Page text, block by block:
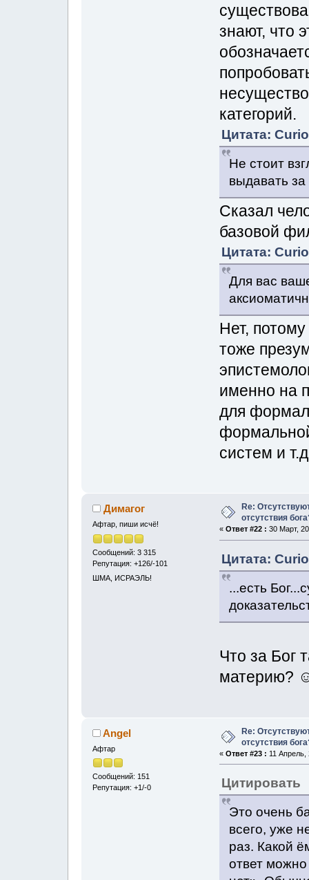
знают, что
категорий.
Цитата:
Не стоит
выдавать
Сказал
базовой
Цитата:
Для вас
Нет,
тоже
именно на
для
систем и
Димагог
Афтар, пиши исчё!
Сообщений: 3 315
Репутация: +126/-101
ШМА, ИСРАЭЛЬ!
Re:
отсутствия
« Ответ #22 : 30 Март,
Цитата:
...есть
Что за Бог
материю?
Angel
Афтар
Сообщений: 151
Репутация: +1/-0
Re:
отсутствия
« Ответ #23 : 11 Апрель,
Цитировать
Это очень
всего, уже
раз. Какой
ответ